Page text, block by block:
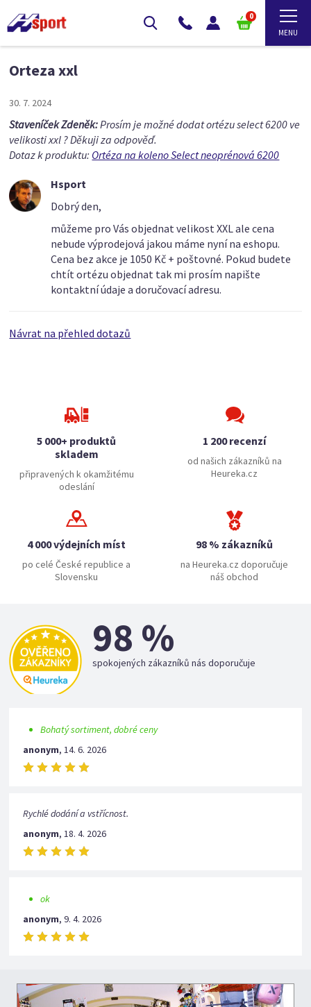
0
Orteza xxl
30. 7. 2024
Staveníček Zdeněk:Prosím je možné dodat ortézu select 6200 ve
velikosti xxl ? Děkuji za odpověď.
Dotaz k produktu: Ortéza na koleno Select neoprénová 6200
Hsport
Dobrý den,
můžeme pro Vás objednat velikost XXL ale cena
nebude výprodejová jakou máme nyní na eshopu.
Cena bez akce je 1050 Kč + poštovné. Pokud budete
chtít ortézu objednat tak mi prosím napište
kontaktní údaje a doručovací adresu.
Návrat na přehled dotazů
5 000+ produktů
skladem
připravených k okamžitému
odeslání
1 200 recenzí
od našich zákazníků na
Heureka.cz
4 000 výdejních míst
po celé České republice a
Slovensku
98 % zákazníků
na Heureka.cz doporučuje
náš obchod
98 %
spokojených zákazníků nás doporučuje
Bohatý sortiment, dobré ceny
anonym,14. 6. 2026
Rychlé dodání a vstřícnost.
anonym,18. 4. 2026
ok
anonym,9. 4. 2026